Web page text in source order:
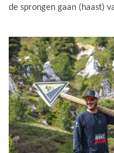
de sprongen gaan (haast)